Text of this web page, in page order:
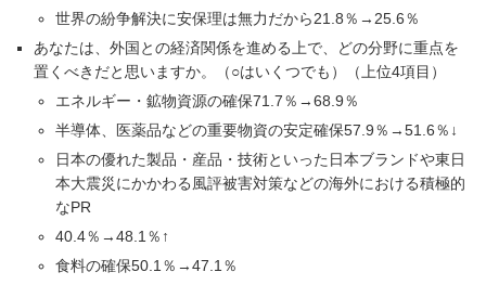
世界の紛争解決に安保理は無力だから21.8％→25.6％
あなたは、外国との経済関係を進める上で、どの分野に重点を
置くべきだと思いますか。（○はいくつでも）（上位4項目）
エネルギー・鉱物資源の確保71.7％→68.9％
半導体、医薬品などの重要物資の安定確保57.9％→51.6％↓
日本の優れた製品・産品・技術といった日本ブランドや東日
本大震災にかかわる風評被害対策などの海外における積極的
なPR
40.4％→48.1％↑
食料の確保50.1％→47.1％